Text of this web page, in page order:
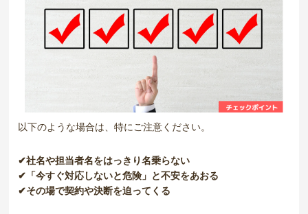
以下のような場合は、特にご注意ください。
✔社名や担当者名をはっきり名乗らない
✔「今すぐ対応しないと危険」と不安をあおる
✔その場で契約や決断を迫ってくる